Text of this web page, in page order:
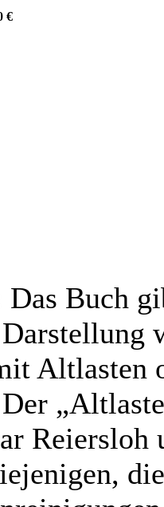
€
Das Buch
Altlasten
Reiersloh